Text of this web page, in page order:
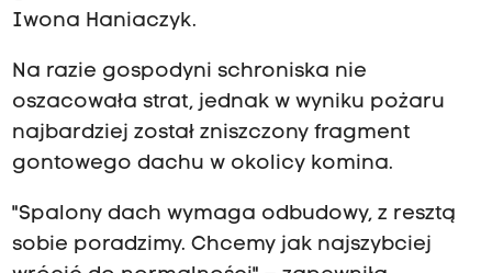
Iwona Haniaczyk.
Na razie gospodyni schroniska nie
oszacowała strat, jednak w wyniku pożaru
najbardziej został zniszczony fragment
gontowego dachu w okolicy komina.
"Spalony dach wymaga odbudowy, z resztą
sobie poradzimy. Chcemy jak najszybciej